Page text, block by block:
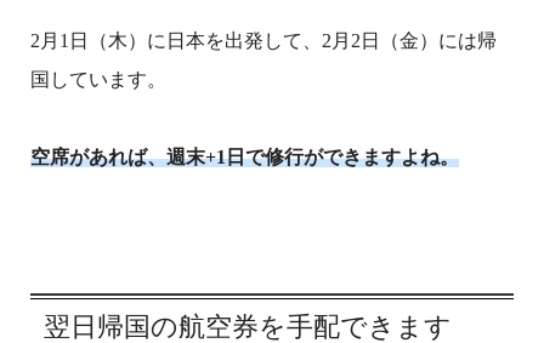
2月1日（木）に日本を出発して、2月2日（金）には帰
国しています。
空席があれば、週末+1日で修行ができますよね。
翌日帰国の航空券を手配できます